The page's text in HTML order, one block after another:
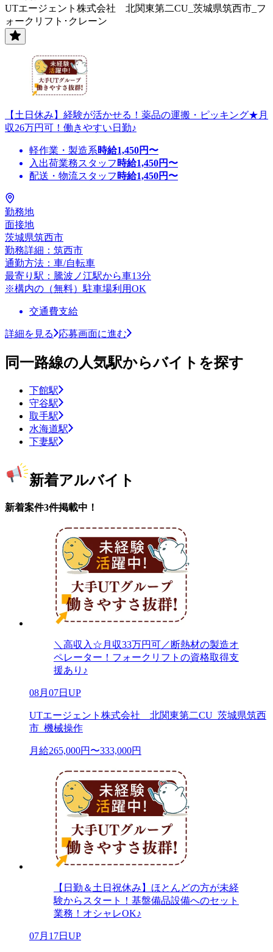
UTエージェント株式会社 北関東第二CU_茨城県筑西市_フ
ォークリフト･クレーン
【土日休み】経験が活かせる！薬品の運搬・ピッキング★月
収26万円可！働きやすい日勤♪
軽作業・製造系時給1,450円〜
入出荷業務スタッフ 時給1,450円〜
配送・物流スタッフ 時給1,450円〜
勤務地
面接地
茨城県筑西市
勤務詳細：筑西市
通勤方法：車/自転車
最寄り駅：騰波ノ江駅から車13分
※構内の（無料）駐車場利用OK
交通費支給
詳細を見る 応募画面に進む
同一路線の人気駅からバイトを探す
下館駅
守谷駅
取手駅
水海道駅
下妻駅
新着アルバイト
新着案件3件掲載中！
＼高収入☆月収33万円可／断熱材の製造オ
ペレーター！フォークリフトの資格取得支
援あり♪
08月07日UP
UTエージェント株式会社 北関東第二CU_茨城県筑西
市_機械操作
月給265,000円〜333,000円
【日勤＆土日祝休み】ほとんどの方が未経
験からスタート！基盤備品設備へのセット
業務！オシャレOK♪
07月17日UP